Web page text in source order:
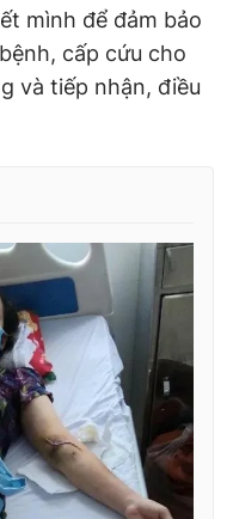
mình để đảm bảo
cấp cứu cho
và tiếp nhận, điều